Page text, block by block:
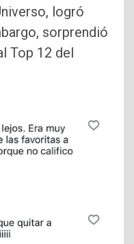
logró
sorprendió
Top 12 del